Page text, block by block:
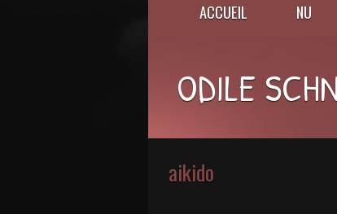
ACCUEIL NU
ODILE
aikido